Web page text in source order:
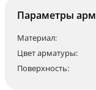
Параметры
Материал:
Цвет арматуры:
Поверхность: